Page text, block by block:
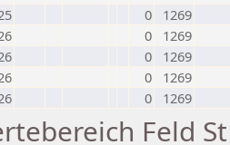
0
1269
0
1269
0
1269
0
1269
0 1269
Feld